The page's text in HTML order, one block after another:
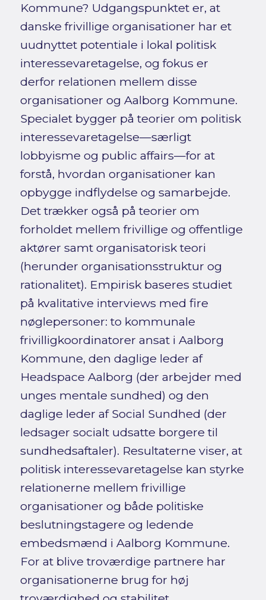
Kommune? Udgangspunktet er, at
danske frivillige organisationer har et
uudnyttet potentiale i lokal politisk
interessevaretagelse, og fokus er
derfor relationen mellem disse
organisationer og Aalborg Kommune.
Specialet bygger på teorier om politisk
interessevaretagelse—særligt
lobbyisme og public affairs—for at
forstå, hvordan organisationer kan
opbygge indflydelse og samarbejde.
Det trækker også på teorier om
forholdet mellem frivillige og offentlige
aktører samt organisatorisk teori
(herunder organisationsstruktur og
rationalitet). Empirisk baseres studiet
på kvalitative interviews med fire
nøglepersoner: to kommunale
frivilligkoordinatorer ansat i Aalborg
Kommune, den daglige leder af
Headspace Aalborg (der arbejder med
unges mentale sundhed) og den
daglige leder af Social Sundhed (der
ledsager socialt udsatte borgere til
sundhedsaftaler). Resultaterne viser, at
politisk interessevaretagelse kan styrke
relationerne mellem frivillige
organisationer og både politiske
beslutningstagere og ledende
embedsmænd i Aalborg Kommune.
For at blive troværdige partnere har
organisationerne brug for høj